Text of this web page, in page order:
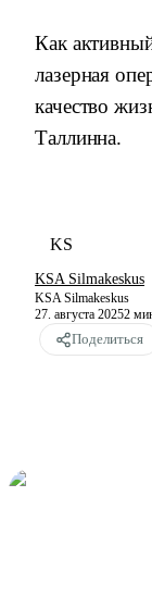
Как
лазерная
качество
Таллинна.
KS
KSA Silmakeskus
KSA Silmakeskus
27. августа 20252
Поделиться